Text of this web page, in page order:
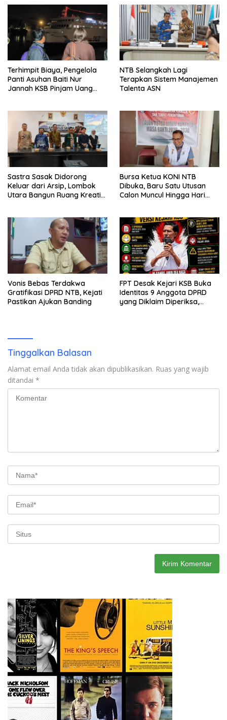
Terhimpit Biaya, Pengelola
Panti Asuhan Baiti Nur
Jannah KSB Pinjam Uang
Kunjung Tuntas
NTB Selangkah Lagi
Terapkan Sistem Manajemen
Talenta ASN
Sastra Sasak Didorong
Keluar dari Arsip, Lombok
Utara Bangun Ruang Kreatif
Bursa Ketua KONI NTB
Dibuka, Baru Satu Utusan
Calon Muncul Hingga Hari
Vonis Bebas Terdakwa
Gratifikasi DPRD NTB, Kejati
Pastikan Ajukan Banding
FPT Desak Kejari KSB Buka
Identitas 9 Anggota DPRD
yang Diklaim Diperiksa,
Tinggalkan Balasan
Alamat email Anda tidak akan dipublikasikan. Ruas yang wajib
ditandai *